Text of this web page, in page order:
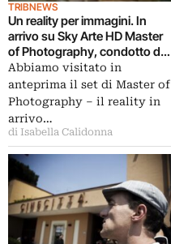
TRIBNEWS
Un reality per immagini. In
arrivo su Sky Arte HD Master
of Photography, condotto da
Isabella Rossellini: otto
puntate, dodici concorrenti e
premio finale di 150mila euro
Abbiamo visitato in
anteprima il set di Master of
Photography – il reality in
arrivo…
di Isabella Calidonna